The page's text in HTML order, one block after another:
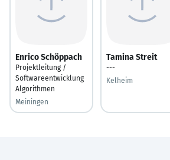
Enrico Schöppach
Projektleitung /
Softwareentwicklung
Algorithmen
Meiningen
Tamina Streit
---
Kelheim